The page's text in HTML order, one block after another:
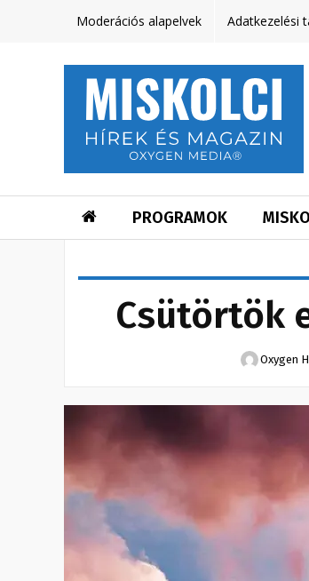
Moderációs alapelvek Adatkezelési
PROGRAMOK
Csütörtök
Oxygen